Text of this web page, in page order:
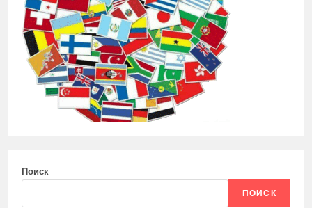
Поиск
ПОИСК